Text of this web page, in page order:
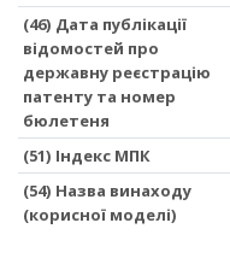
(46) Дата публікації
відомостей про
державну реєстрацію
патенту та номер
бюлетеня
(51) Iндекс МПК
(54) Назва винаходу
(корисної моделі)